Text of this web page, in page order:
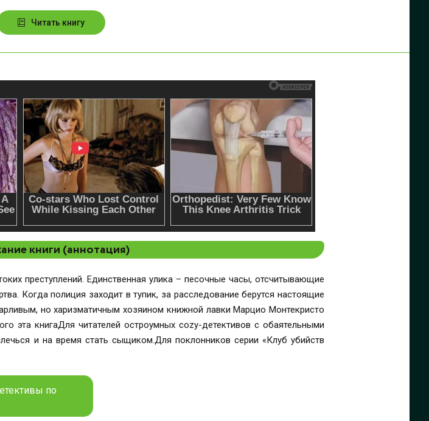
Читать книгу
книги (аннотация)
преступлений. Единственная улика – песочные часы, отсчитывающие
Когда полиция заходит в тупик, за расследование берутся настоящие
но харизматичным хозяином книжной лавки Марцио Монтекристо
книгаДля читателей остроумных cozy-детективов с обаятельными
и на время стать сыщиком.Для поклонников серии «Клуб убийств
по